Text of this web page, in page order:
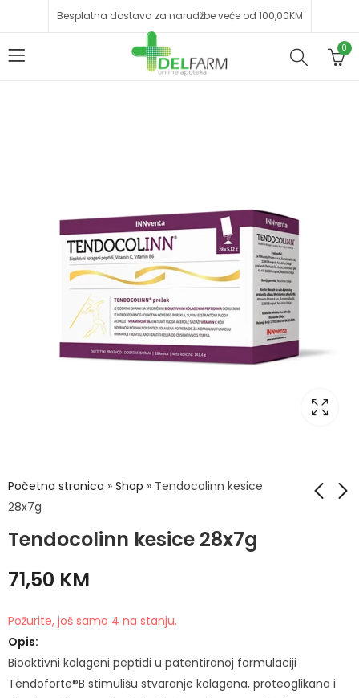
Besplatna dostava za narudžbe veće od 100,00KM
0
Početna stranica » Shop » Tendocolinn kesice
28x7g
Tendocolinn kesice 28x7gThromboflow caps
DOPPELHERZ Aktiv B
71,50 KM
Požurite, još samo 4 na stanju.
Opis:
Bioaktivni kolageni peptidi u patentiranoj formulaciji
Tendoforte®B stimulišu stvaranje kolagena, proteoglikana i